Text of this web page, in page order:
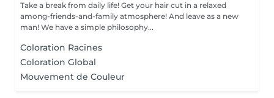
Take a break from daily life! Get your hair cut in a relaxed
among-friends-and-family atmosphere! And leave as a new
man! We have a simple philosophy...
Coloration Racines
Coloration Global
Mouvement de Couleur